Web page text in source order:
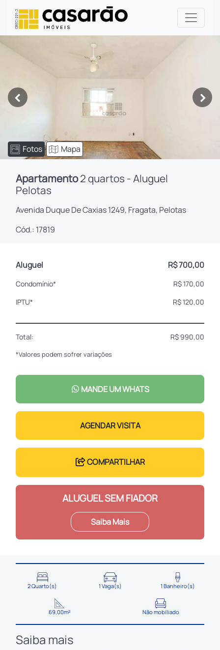
< >
Fotos Mapa
Apartamento2 quartos - Aluguel
Pelotas
Avenida Duque De Caxias 1249, Fragata, Pelotas
Cód.: 17819
Aluguel R$ 700,00
Condomínio*
R$ 170,00
IPTU*
R$ 120,00
Total: R$ 990,00
*Valores podem sofrer variações
MANDE UM WHATS
AGENDAR VISITA
COMPARTILHAR
ALUGUEL SEM FIADOR
Saiba Mais
2 Quarto(s) 1 Vaga(s) 1 Banheiro(s)
69,00m² Não mobiliado
Saiba mais